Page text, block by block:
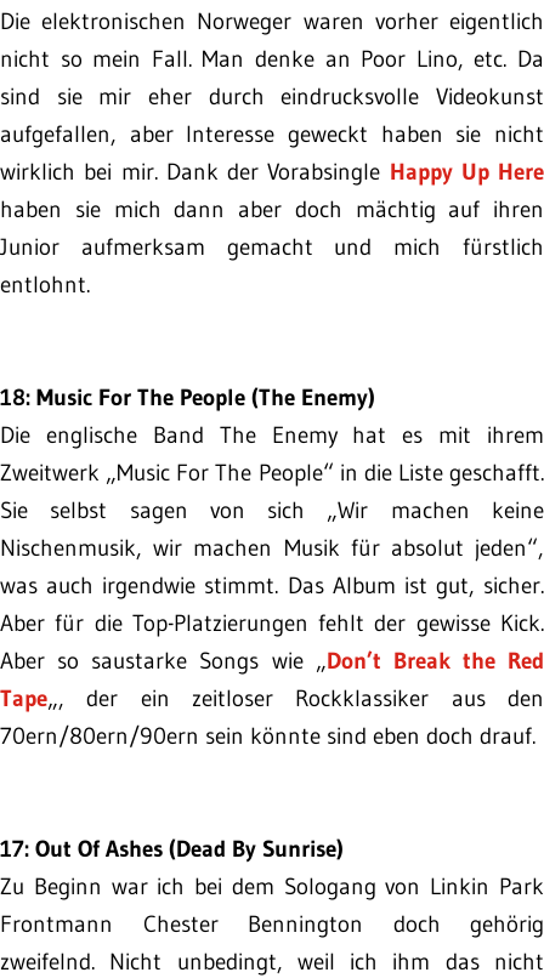
Die elektronischen Norweger waren vorher eigentlich
nicht so mein Fall. Man denke an Poor Lino, etc. Da
sind sie mir eher durch eindrucksvolle Videokunst
aufgefallen, aber Interesse geweckt haben sie nicht
wirklich bei mir. Dank der Vorabsingle Happy Up Here
haben sie mich dann aber doch mächtig auf ihren
Junior aufmerksam gemacht und mich fürstlich
entlohnt.
18: Music For The People (The Enemy)
Die englische Band The Enemy hat es mit ihrem
Zweitwerk „Music For The People“ in die Liste geschafft.
Sie selbst sagen von sich „Wir machen keine
Nischenmusik, wir machen Musik für absolut jeden“,
was auch irgendwie stimmt. Das Album ist gut, sicher.
Aber für die Top-Platzierungen fehlt der gewisse Kick.
Aber so saustarke Songs wie „Don’t Break the Red
Tape„, der ein zeitloser Rockklassiker aus den
70ern/80ern/90ern sein könnte sind eben doch drauf.
17: Out Of Ashes (Dead By Sunrise)
Zu Beginn war ich bei dem Sologang von Linkin Park
Frontmann Chester Bennington doch gehörig
zweifelnd. Nicht unbedingt, weil ich ihm das nicht